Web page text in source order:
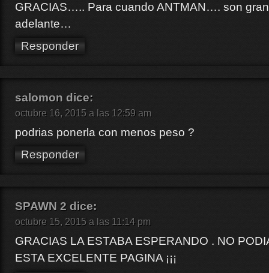
GRACIAS….. Para cuando ANTMAN…. son
adelante…
Responder
salomon dice:
octubre 16, 2015 a las 12:59 am
podrias ponerla con menos peso ?
Responder
SPAWN 2 dice:
octubre 15, 2015 a las 11:14 pm
GRACIAS LA ESTABA ESPERANDO . NO
ESTA EXCELENTE PAGINA ¡¡¡